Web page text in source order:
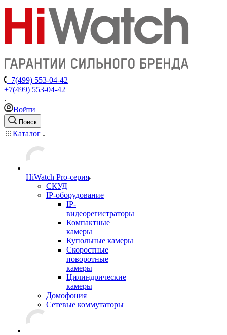
+7(499) 553-04-42
+7(499) 553-04-42
Войти
Поиск
Каталог
HiWatch Pro-серия
CКУД
IP-оборудование
IP-
видеорегистраторы
Компактные
камеры
Купольные камеры
Скоростные
поворотные
камеры
Цилиндрические
камеры
Домофония
Сетевые коммутаторы